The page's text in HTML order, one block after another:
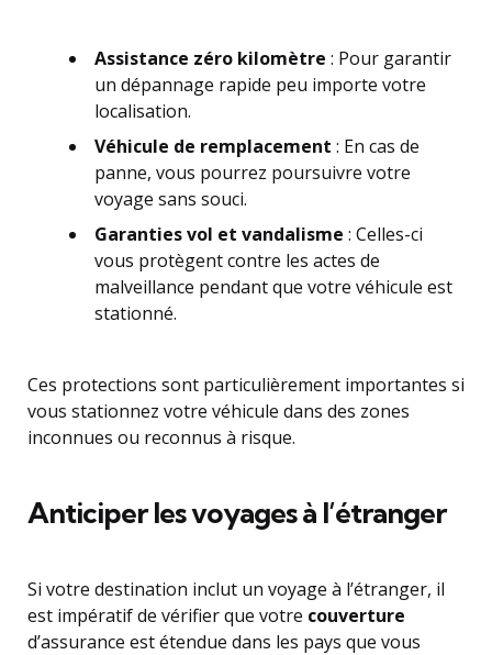
Assistance zéro kilomètre : Pour garantir
un dépannage rapide peu importe votre
localisation.
Véhicule de remplacement : En cas de
panne, vous pourrez poursuivre votre
voyage sans souci.
Garanties vol et vandalisme : Celles-ci
vous protègent contre les actes de
malveillance pendant que votre véhicule est
stationné.
Ces protections sont particulièrement importantes si
vous stationnez votre véhicule dans des zones
inconnues ou reconnus à risque.
Anticiper les voyages à l’étranger
Si votre destination inclut un voyage à l’étranger, il
est impératif de vérifier que votre couverture
d’assurance est étendue dans les pays que vous